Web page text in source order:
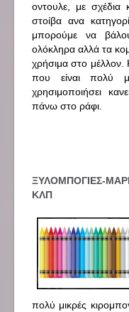
οντουλε, με σχέδια
στοίβα ανα
μπορούμε να
ολόκληρα αλλά τα
χρήσιμα στο μέλλον.
που είναι πολύ
χρησιμοποιήσει
πάνω στο ράφι.
ΞΥΛΟΜΠΟΓΙΕΣ-
ΚΛΠ
πολύ μικρές